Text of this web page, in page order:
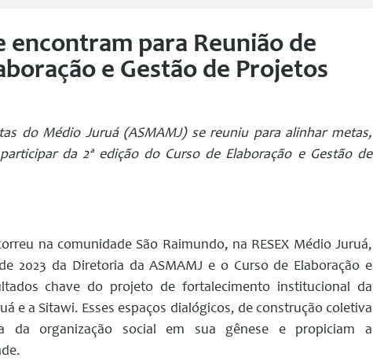
encontram para Reunião de
e Gestão de Projetos
do Médio Juruá (ASMAMJ) se reuniu para alinhar metas,
da 2ª edição do Curso de Elaboração e Gestão de
na comunidade São Raimundo, na RESEX Médio Juruá,
2023 da Diretoria da ASMAMJ e o Curso de Elaboração e
chave do projeto de fortalecimento institucional da
e a Sitawi. Esses espaços dialógicos, de construção coletiva
da organização social em sua gênese e propiciam a